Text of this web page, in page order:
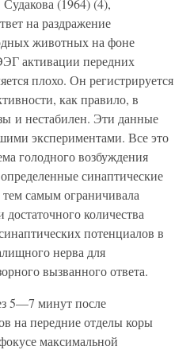
(1964) (4),
на раздражение
животных на фоне
активации передних
плохо. Он регистрируется
как правило, в
и нестабилен. Эти данные
экспериментами. Все это
голодного возбуждения
синаптические
самым ограничивала
количества
потенциалов в
нерва для
вызванного ответа.
5—7 минут после
на передние отделы коры
максимальной